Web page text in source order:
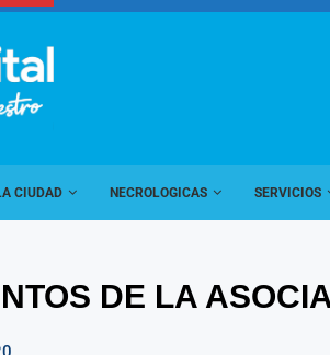
CIUDAD NECROLOGICAS SERVICIOS
DE LA